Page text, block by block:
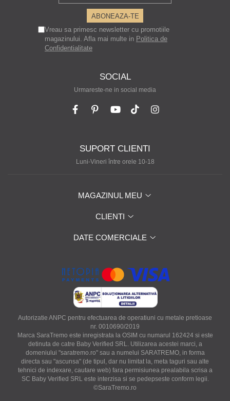
Vreau sa primesc newsletter cu promotiile
magazinului. Afla mai multe in Politica de
Confidentialitate
SOCIAL
Urmareste-ne in social media
SUPORT CLIENTI
Luni-Vineri între orele 10-18
MAGAZINUL MEU
CLIENTI
DATE COMERCIALE
Autorizatie ANPC pentru efectuarea de operatiuni cu metale pretioase
nr. 0010690/2019
Marca SaraTremo este inregistrata la OSIM cu numarul 162424 si este
detinuta de catre Baby Verified SRL. Utilizarea acestei marci, a
domeniului "saratremo.ro" sau a numelui SARATREMO, in forma
directa sau "ascunsa" (de tipul, dar nu limitat la, meta taguri sau alte
tehnici de indexare, cautare web) fara permisiunea prealabila scrisa a
SC Baby Verified SRL este interzisa si se pedepseste conform legii.
©SaraTremo.ro